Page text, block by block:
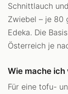
Schnittlauch
Zwiebel – je 80
Edeka. Die
Österreich je
Wie mache
Für eine tofu-